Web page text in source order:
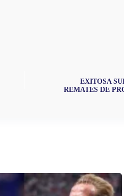
EXITOSA
REMATES DE